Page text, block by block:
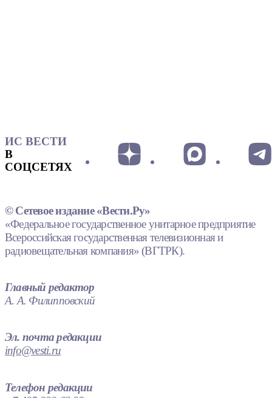
ИС ВЕСТИ
В
СОЦСЕТЯХ
© Сетевое издание «Вести.Ру»
«Федеральное государственное унитарное предприятие
Всероссийская государственная телевизионная и
радиовещательная компания» (ВГТРК).
Главный редактор
А. А. Филипповский
Эл. почта редакции
info@vesti.ru
Телефон редакции